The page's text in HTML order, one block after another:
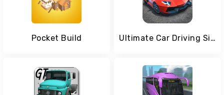
Pocket Build Ultimate Car Driving Simulator